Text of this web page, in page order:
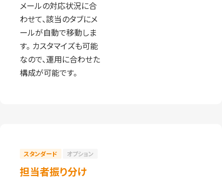
メールの対応状況に合
わせて、該当のタブにメ
ールが自動で移動しま
す。 カスタマイズも可能
なので、運用に合わせた
構成が可能です。
スタンダード オプション
担当者振り分け